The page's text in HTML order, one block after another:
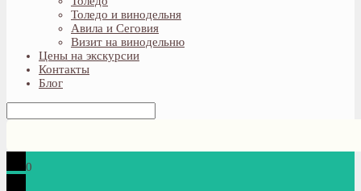
Толедо и винодельня
Авила и Сеговия
Визит на винодельню
Цены на экскурсии
Контакты
Блог
0